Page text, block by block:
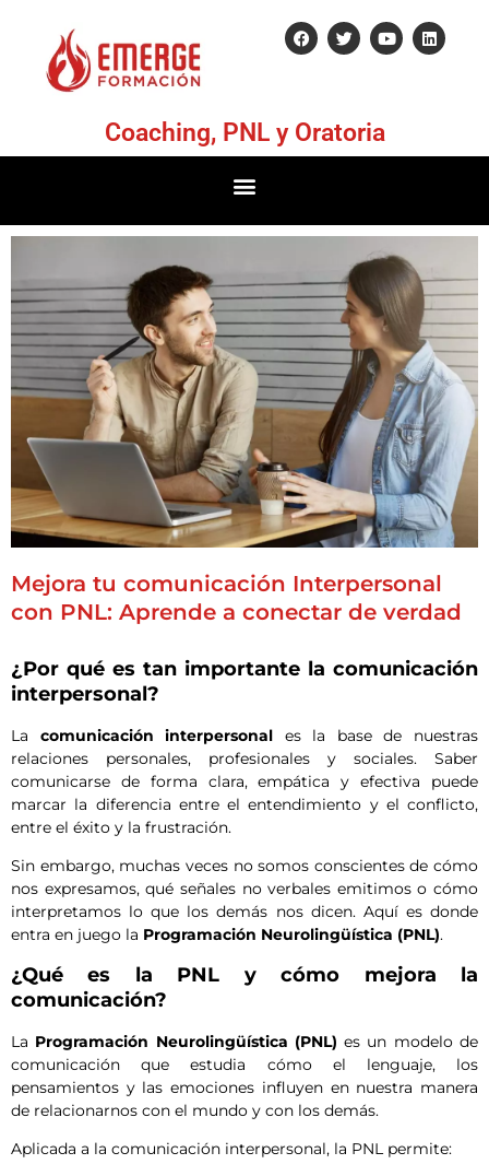
Coaching, PNL y Oratoria
Mejora tu comunicación Interpersonal
con PNL: Aprende a conectar de verdad
¿Por qué es tan importante la comunicación
interpersonal?
La comunicación interpersonal es la base de nuestras
relaciones personales, profesionales y sociales. Saber
comunicarse de forma clara, empática y efectiva puede
marcar la diferencia entre el entendimiento y el conflicto,
entre el éxito y la frustración.
Sin embargo, muchas veces no somos conscientes de cómo
nos expresamos, qué señales no verbales emitimos o cómo
interpretamos lo que los demás nos dicen. Aquí es donde
entra en juego la Programación Neurolingüística (PNL).
¿Qué es la PNL y cómo mejora la
comunicación?
La Programación Neurolingüística (PNL) es un modelo de
comunicación que estudia cómo el lenguaje, los
pensamientos y las emociones influyen en nuestra manera
de relacionarnos con el mundo y con los demás.
Aplicada a la comunicación interpersonal, la PNL permite: